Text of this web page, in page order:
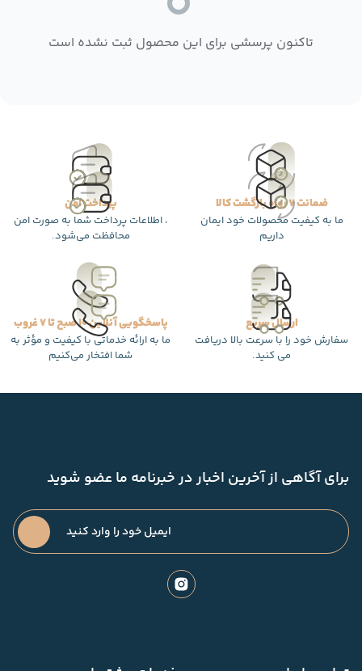
تاکنون پرسشی برای این محصول ثبت نشده است
ضمانت 7 روزه بازگشت کالا
ما به کیفیت محصولات خود ایمان
داریم
پرداخت امن
، اطلاعات پرداخت شما به صورت امن
محافظت می‌شود.
ارسال سریع
سفارش خود را با سرعت بالا دریافت
می کنید.
پاسخگویی آنلاین 10 صبح تا 7 غروب
ما به ارائه خدماتی با کیفیت و مؤثر به
شما افتخار می‌کنیم
برای آگاهی از آخرین اخبار در خبرنامه ما عضو شوید